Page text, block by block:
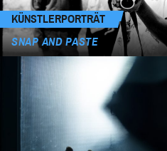
KÜNSTLERPORTRÄT
SNAP AND PASTE